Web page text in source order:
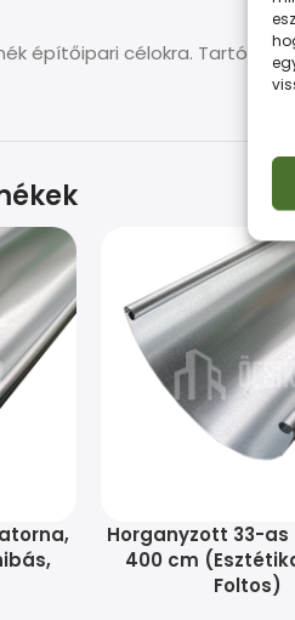
építőipari célokra. Tartós
Horganyzott 33-
400 cm
Foltos)